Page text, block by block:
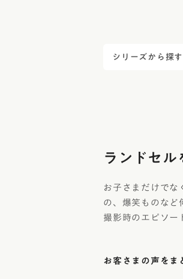
シリーズから探す
ランドセル
お子さまだけでな
の、爆笑ものなど
撮影時のエピソー
お客さまの声をま